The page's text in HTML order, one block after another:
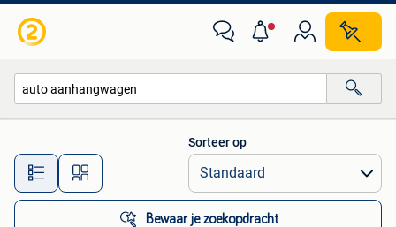
Alle afstanden…
Sorteer op
Bewaar je zoekopdracht